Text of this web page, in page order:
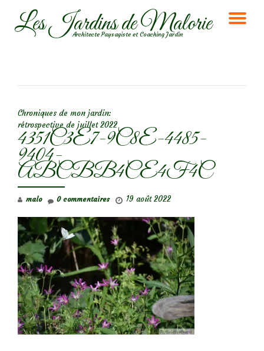
AllerLes Jardins de Malorie
Architecte Paysagiste et Coaching Jardin
Chroniques de mon jardin:
rétrospective de juillet 2022
4351C3E7-9C8E-4485-
9404-
ABCBB4CE4F4C
malo 19 août 2022
0 commentaires